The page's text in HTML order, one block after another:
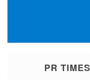
PR